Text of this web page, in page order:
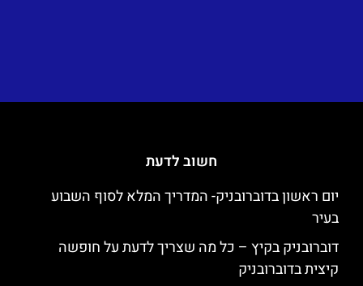
חשוב לדעת
יום ראשון בדוברובניק- המדריך המלא לסוף השבוע
בעיר
דוברובניק בקיץ – כל מה שצריך לדעת על חופשה
קיצית בדוברובניק